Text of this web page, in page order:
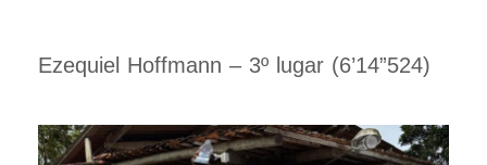
Ezequiel Hoffmann – 3º lugar (6’14”524)